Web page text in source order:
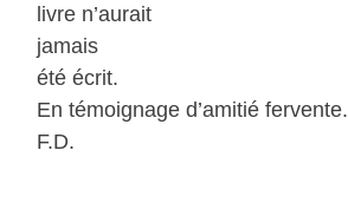
livre n’aurait
jamais
été écrit.
En témoignage d’amitié fervente.
F.D.